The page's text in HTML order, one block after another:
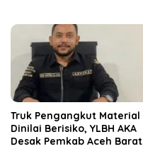
Truk Pengangkut Material
Dinilai Berisiko, YLBH AKA
Desak Pemkab Aceh Barat